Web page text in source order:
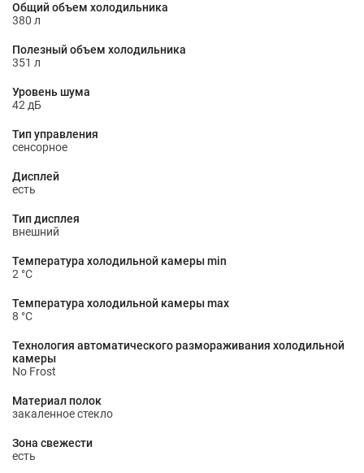
Общий объем холодильника
380 л
Полезный объем холодильника
351 л
Уровень шума
42 дБ
Тип управления
сенсорное
Дисплей
есть
Тип дисплея
внешний
Температура холодильной камеры min
2 °С
Температура холодильной камеры max
8 °С
Технология автоматического размораживания холодильной
камеры
No Frost
Материал полок
закаленное стекло
Зона свежести
есть